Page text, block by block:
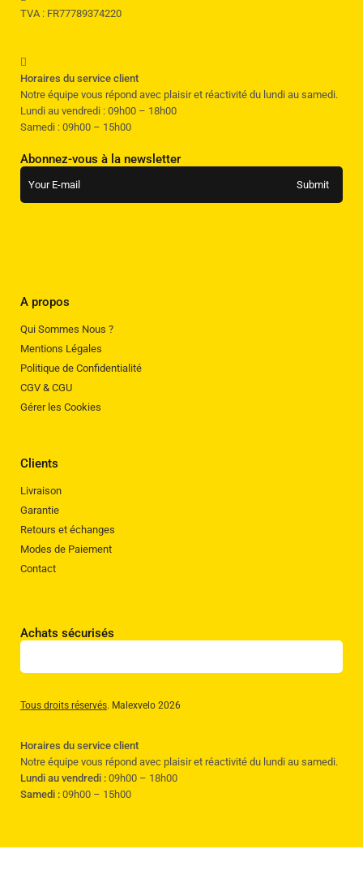
TVA : FR77789374220
Horaires du service client
Notre équipe vous répond avec plaisir et réactivité du lundi au samedi.
Lundi au vendredi : 09h00 – 18h00
Samedi : 09h00 – 15h00
Abonnez-vous à la newsletter
A propos
Qui Sommes Nous ?
Mentions Légales
Politique de Confidentialité
CGV & CGU
Gérer les Cookies
Clients
Livraison
Garantie
Retours et échanges
Modes de Paiement
Contact
Achats sécurisés
Tous droits réservés. Malexvelo 2026
Horaires du service client
Notre équipe vous répond avec plaisir et réactivité du lundi au samedi.
Lundi au vendredi : 09h00 – 18h00
Samedi : 09h00 – 15h00